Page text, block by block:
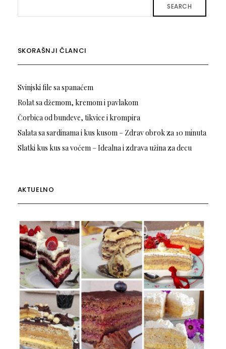
SEARCH
SKORAŠNJI ČLANCI
Svinjski file sa spanaćem
Rolat sa džemom, kremom i pavlakom
Čorbica od bundeve, tikvice i krompira
Salata sa sardinama i kus kusom – Zdrav obrok za 10 minuta
Slatki kus kus sa voćem – Idealna i zdrava užina za decu
AKTUELNO